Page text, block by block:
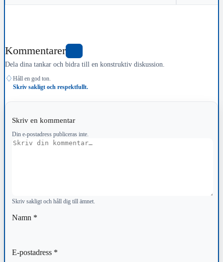
Kommentarer
Dela dina tankar och bidra till en konstruktiv diskussion.
♢ Håll en god ton.
Skriv sakligt och respektfullt.
Skriv en kommentar
Din e-postadress publiceras inte.
Kommentar
Skriv sakligt och håll dig till ämnet.
Namn *
E-postadress *